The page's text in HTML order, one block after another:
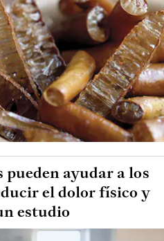
ayudar a los
el dolor físico y
estudio